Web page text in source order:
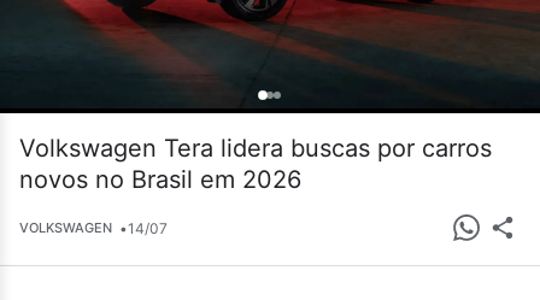
Volkswagen Tera lidera buscas por carros
novos no Brasil em 2026
VOLKSWAGEN •14/07